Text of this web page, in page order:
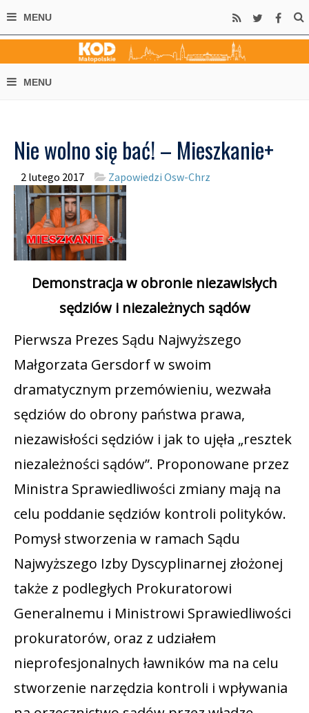
Nie wolno się bać! – Mieszkanie+
2 lutego 2017 Zapowiedzi Osw-Chrz
Demonstracja w obronie niezawisłych
sędziów i niezależnych sądów
Pierwsza Prezes Sądu Najwyższego
Małgorzata Gersdorf w swoim
dramatycznym przemówieniu, wezwała
sędziów do obrony państwa prawa,
niezawisłości sędziów i jak to ujęła „resztek
niezależności sądów”. Proponowane przez
Ministra Sprawiedliwości zmiany mają na
celu poddanie sędziów kontroli polityków.
Pomysł stworzenia w ramach Sądu
Najwyższego Izby Dyscyplinarnej złożonej
także z podległych Prokuratorowi
Generalnemu i Ministrowi Sprawiedliwości
prokuratorów, oraz z udziałem
nieprofesjonalnych ławników ma na celu
stworzenie narzędzia kontroli i wpływania